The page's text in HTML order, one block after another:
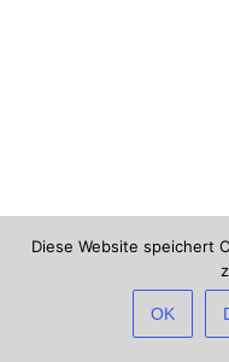
Deine IP-Adresse und
durch Sicherheits-Plugins
erklärst du dich damit
Diese Website speichert
OK